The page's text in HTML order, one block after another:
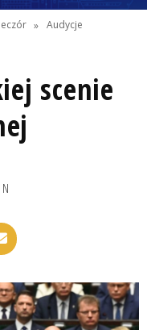
» Audycje
scenie